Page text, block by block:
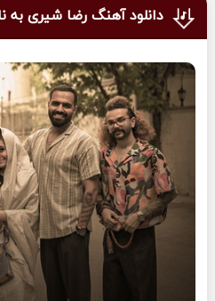
دانلود آهنگ رضا شیری